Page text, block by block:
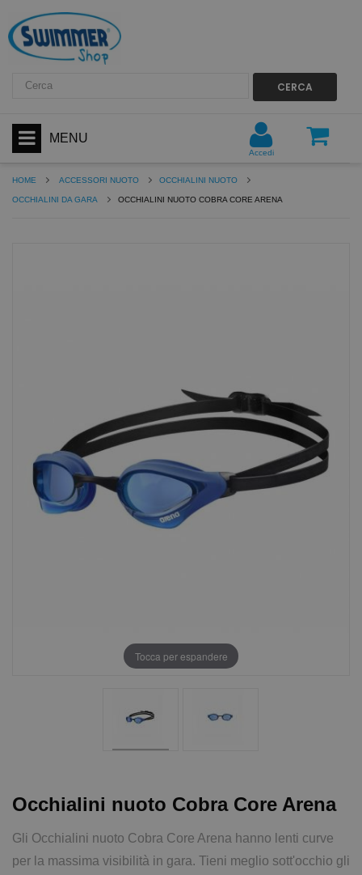
CERCA
MENU
Accedi
HOME ACCESSORI NUOTO OCCHIALINI NUOTO
OCCHIALINI DA GARA OCCHIALINI NUOTO COBRA CORE ARENA
Tocca per espandere
Occhialini nuoto Cobra Core Arena
Gli Occhialini nuoto Cobra Core Arena hanno lenti curve
per la massima visibilità in gara. Tieni meglio sott'occhio gli